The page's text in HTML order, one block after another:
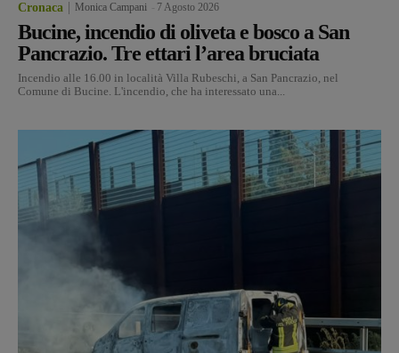
Cronaca Monica Campani 7 Agosto 2026
Bucine, incendio di oliveta e bosco a San
Pancrazio. Tre ettari l’area bruciata
Incendio alle 16.00 in località Villa Rubeschi, a San Pancrazio, nel
Comune di Bucine. L'incendio, che ha interessato una...